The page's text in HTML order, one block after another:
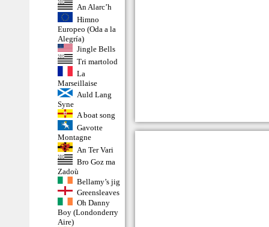
An Alarc’h
Himno
Europeo (Oda a la
Alegría)
Jingle Bells
Tri martolod
La
Marseillaise
Auld Lang
Syne
A boat song
Gavotte
Montagne
An Ter Vari
Bro Goz ma
Zadoù
Bellamy’s jig
Greensleaves
Oh Danny
Boy (Londonderry
Aire)